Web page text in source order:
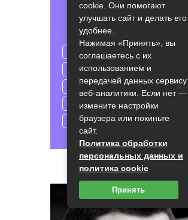
РУБРИКИ
Дистанционное обучение
Новости
Основные понятия
Статьи
Финансы
Финансы под микроскопом
АВТОР БЛОГА
cookie. Они помогают
улучшать сайт и делать его
удобнее.
Нажимая «Принять», вы
соглашаетесь с их
использованием и
передачей данных сервису
веб-аналитики. Если нет —
измените настройки
браузера или покиньте
сайт.
Политика обработки
персональных данных и
политика cookie
Принять